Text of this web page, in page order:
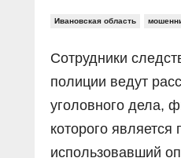
Ивановская область
Сотрудники
полиции ведут
уголовного дела,
которого
использовавший